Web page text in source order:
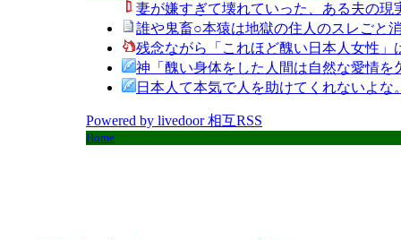
妻が嫌すぎて壊れていった、ある夫の現
誰や鬼畜○本猿は地獄の住人のスレごと
残念ながら「これほど醜い日本人女性
神「醜い身体をした人間は自然な愛情を
日本人て本気で人を助けてくれないよ
Powered by livedoor 相互RSS
Home